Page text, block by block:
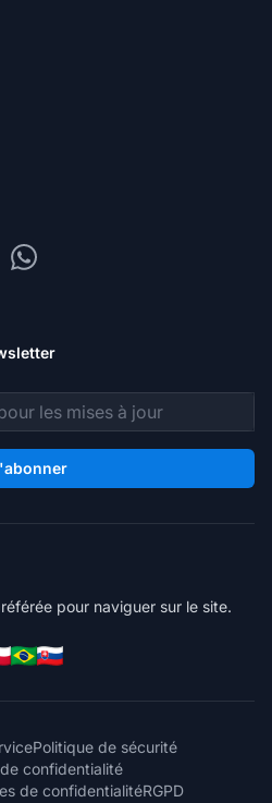
Whatsapp
pour naviguer sur le site.
Politique de sécurité
confidentialité
de confidentialitéRGPD